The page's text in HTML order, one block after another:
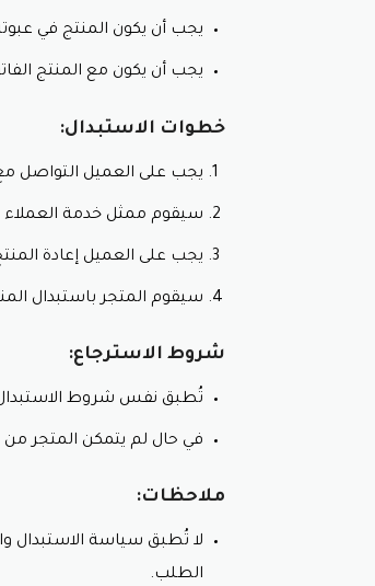
يجب أن يكون المنتج في
يجب أن يكون مع المنتج
خطوات الاستبدال:
يجب على العميل التواصل مع خدمة عملاء
سيقوم ممثل خدمة العملاء
يجب على العميل إعادة
سيقوم المتجر باستبدال
شروط الاسترجاع:
تُطبق نفس شروط الاستبدال
في حال لم يتمكن المتجر من
ملاحظات:
لا تُطبق سياسة
الطلب.